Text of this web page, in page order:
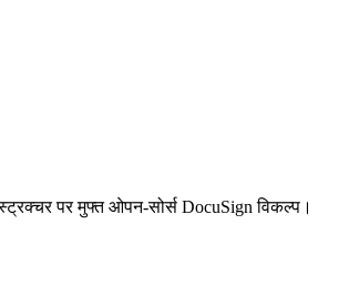
पर मुफ्त ओपन-सोर्स DocuSign विकल्प।